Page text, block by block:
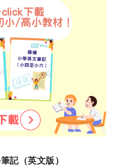
記（英文版）